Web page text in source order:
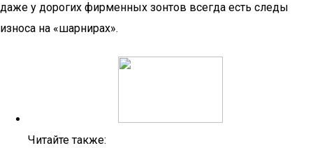
даже у дорогих фирменных зонтов всегда есть следы
износа на «шарнирах».
Читайте также: